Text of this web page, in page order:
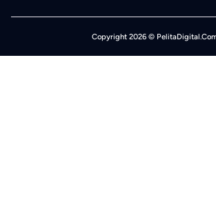
Copyright 2026 ©